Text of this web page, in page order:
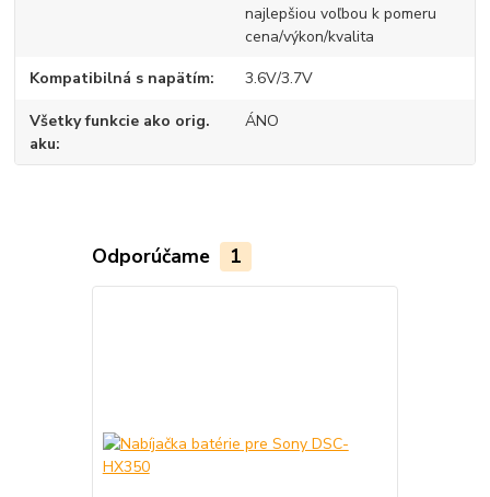
najlepšiou voľbou k pomeru
cena/výkon/kvalita
Kompatibilná s napätím 3.6V/3.7V
Všetky funkcie ako orig.
aku
ÁNO
Odporúčame 1